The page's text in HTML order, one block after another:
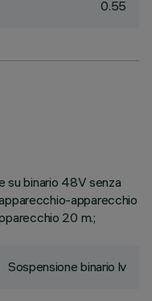
0.55
su binario 48V senza
apparecchio
20 m.;
Sospensione binario lv